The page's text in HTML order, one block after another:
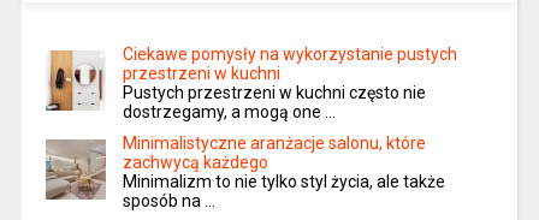
Ciekawe pomysły na wykorzystanie pustych
przestrzeni w kuchni
Pustych przestrzeni w kuchni często nie
dostrzegamy, a mogą one …
Minimalistyczne aranżacje salonu, które
zachwycą każdego
Minimalizm to nie tylko styl życia, ale także
sposób na …